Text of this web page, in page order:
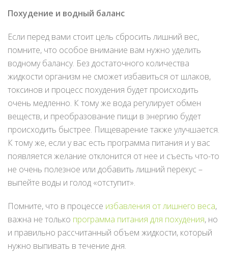
Похудение и водный баланс
Если перед вами стоит цель сбросить лишний вес,
помните, что особое внимание вам нужно уделить
водному балансу. Без достаточного количества
жидкости организм не сможет избавиться от шлаков,
токсинов и процесс похудения будет происходить
очень медленно. К тому же вода регулирует обмен
веществ, и преобразование пищи в энергию будет
происходить быстрее. Пищеварение также улучшается.
К тому же, если у вас есть программа питания и у вас
появляется желание отклонится от нее и съесть что-то
не очень полезное или добавить лишний перекус –
выпейте воды и голод «отступит».
Помните, что в процессе избавления от лишнего веса,
важна не только программа питания для похудения, но
и правильно рассчитанный объем жидкости, который
нужно выпивать в течение дня.